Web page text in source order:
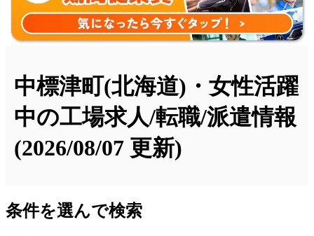
中標津町(北海道)・女性活躍
中の工場求人/転職/派遣情報
(2026/08/07 更新)
条件を選んで検索